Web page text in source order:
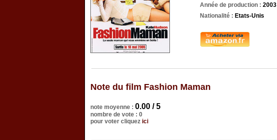
Année de production : 2003
Nationalité : Etats-Unis
Note du film Fashion Maman
note moyenne : 0.00 / 5
nombre de vote : 0
pour voter cliquez ici